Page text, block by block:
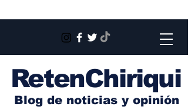
RetenChiriqui
Blog de noticias y opinión